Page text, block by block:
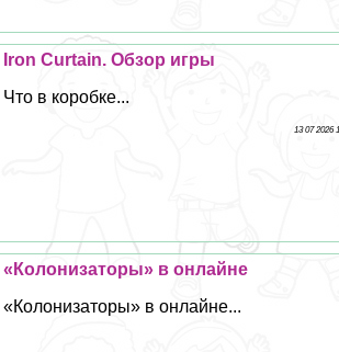
Iron Curtain. Обзор игры
Что в коробке...
13 07 2026
«Колонизаторы» в онлайне
«Колонизаторы» в онлайне...